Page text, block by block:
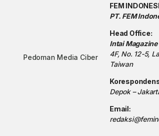
Pedoman Media Ciber
FEM
PT. FEM
Head Office:
Intai Magazine
4F, No. 12-5,
Taiwan
Depok –
Email: